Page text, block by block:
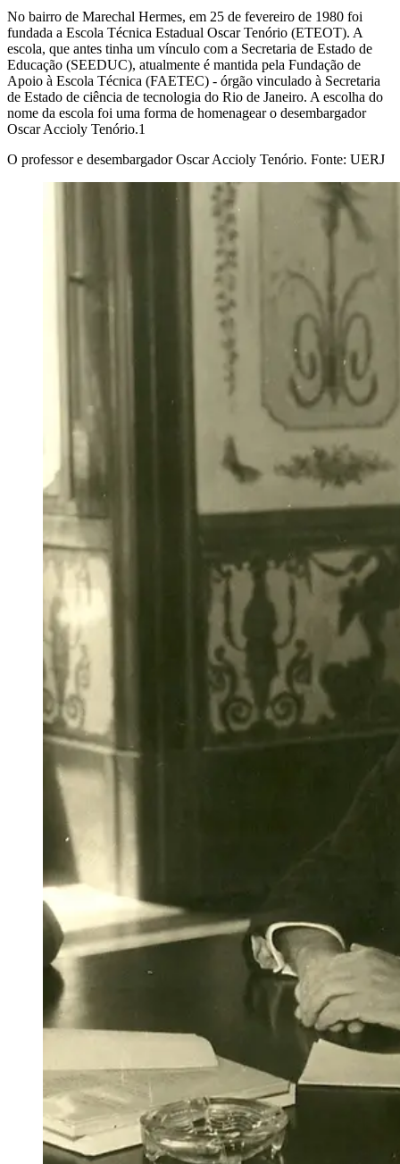
No bairro de Marechal Hermes, em 25 de fevereiro de 1980 foi
fundada a Escola Técnica Estadual Oscar Tenório (ETEOT). A
escola, que antes tinha um vínculo com a Secretaria de Estado de
Educação (SEEDUC), atualmente é mantida pela Fundação de
Apoio à Escola Técnica (FAETEC) - órgão vinculado à Secretaria
de Estado de ciência de tecnologia do Rio de Janeiro. A escolha do
nome da escola foi uma forma de homenagear o desembargador
Oscar Accioly Tenório.1
O professor e desembargador Oscar Accioly Tenório. Fonte: UERJ